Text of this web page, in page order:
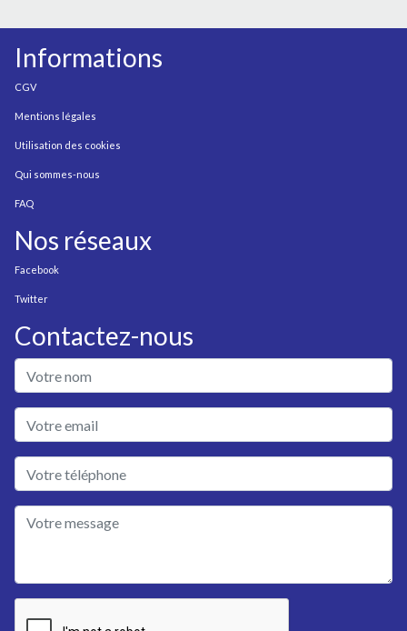
Informations
CGV
Mentions légales
Utilisation des cookies
Qui sommes-nous
FAQ
Nos réseaux
Facebook
Twitter
Contactez-nous